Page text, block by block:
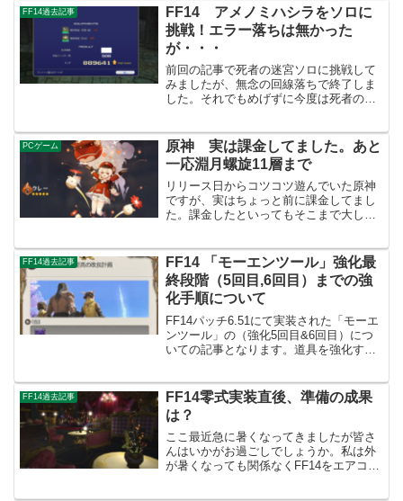
た。そのトラブルというのが、私がFF14
を遊んでいた...
FF14過去記事
FF14 アメノミハシラをソロに
挑戦！エラー落ちは無かった
が・・・
前回の記事で死者の迷宮ソロに挑戦して
みましたが、無念の回線落ちで終了しま
した。それでもめげずに今度は死者の迷
シラに挑戦してみました。前回と同じく
今回もレベリングも兼ねて...
PCゲーム
原神 実は課金してました。あと
一応淵月螺旋11層まで
リリース日からコツコツ遊んでいた原神
ですが、実はちょっと前に課金してまし
た。課金したといってもそこまで大した
事を記事にしてみようかと。あと一応は
淵月螺旋11層までクリア...
FF14過去記事
FF14 「モーエンツール」強化最
終段階（5回目,6回目）までの強
化手順について
FF14パッチ6.51にて実装された「モーエ
ンツール」の（強化5回目&6回目）につ
いての記事となります。道具を強化する
どを簡単に紹介していきます。モーエン
ツールの強化...
FF14過去記事
FF14零式実装直後、準備の成果
は？
ここ最近急に暑くなってきましたが皆さ
んはいかがお過ごしでしょうか。私は外
が暑くなっても関係なくFF14をエアコン